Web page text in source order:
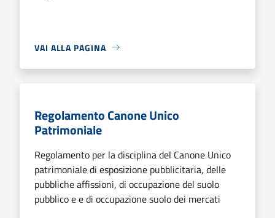
VAI ALLA PAGINA
Regolamento Canone Unico
Patrimoniale
Regolamento per la disciplina del Canone Unico
patrimoniale di esposizione pubblicitaria, delle
pubbliche affissioni, di occupazione del suolo
pubblico e e di occupazione suolo dei mercati